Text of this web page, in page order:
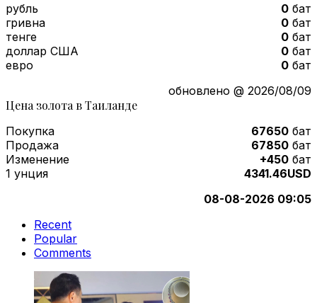
рубль 0 бат
гривна
0 бат
тенге
0 бат
доллар США
0 бат
евро
0 бат
обновлено @ 2026/08/09
Цена золота в Таиланде
Покупка 67650 бат
Продажа
67850 бат
Изменение
+450 бат
1 унция
4341.46USD
08-08-2026 09:05
Recent
Popular
Comments